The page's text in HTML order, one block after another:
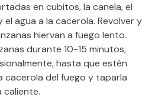
en cubitos, la canela, el
el agua a la cacerola. Revolver y
hiervan a fuego lento.
durante 10-15 minutos,
hasta que estén
cacerola del fuego y taparla
caliente.